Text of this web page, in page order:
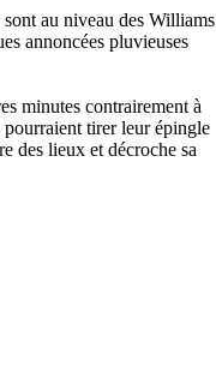
au niveau des Williams
annoncées pluvieuses
minutes contrairement à
tirer leur épingle
des lieux et décroche sa